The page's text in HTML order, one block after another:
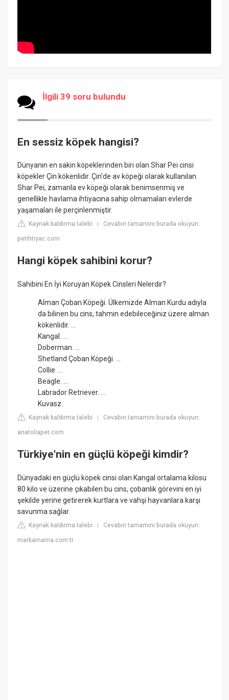
İlgili 39 soru bulundu
En sessiz köpek hangisi?
Dünyanın en sakin köpeklerinden biri olan Shar Pei cinsi
köpekler Çin kökenlidir. Çin'de av köpeği olarak kullanılan
Shar Pei, zamanla ev köpeği olarak benimsenmiş ve
genellikle havlama ihtiyacına sahip olmamaları evlerde
yaşamaları ile perçinlenmiştir.
Kaynak kaldırma talebi |Cevabın tamamını burada okuyun:
petihtiyac.com
Hangi köpek sahibini korur?
Sahibini En İyi Koruyan Köpek Cinsleri Nelerdir?
Alman Çoban Köpeği. Ülkemizde Alman Kurdu adıyla
da bilinen bu cins, tahmin edebileceğiniz üzere alman
kökenlidir. ...
Kangal. ...
Doberman. ...
Shetland Çoban Köpeği. ...
Collie. ...
Beagle. ...
Labrador Retriever. ...
Kuvasz.
Kaynak kaldırma talebi |Cevabın tamamını burada okuyun:
anatoliapet.com
Türkiye'nin en güçlü köpeği kimdir?
Dünyadaki en güçlü köpek cinsi olan Kangal ortalama kilosu
80 kilo ve üzerine çıkabilen bu cins, çobanlık görevini en iyi
şekilde yerine getirerek kurtlara ve vahşi hayvanlara karşı
savunma sağlar.
Kaynak kaldırma talebi |Cevabın tamamını burada okuyun:
markamama.com.tr